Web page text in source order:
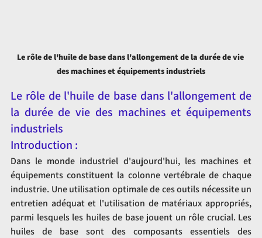
Le rôle de l'huile de base dans l'allongement de la durée de vie
des machines et équipements industriels
Le rôle de l'huile de base dans l'allongement de
la durée de vie des machines et équipements
industriels
Introduction :
Dans le monde industriel d'aujourd'hui, les machines et
équipements constituent la colonne vertébrale de chaque
industrie. Une utilisation optimale de ces outils nécessite un
entretien adéquat et l'utilisation de matériaux appropriés,
parmi lesquels les huiles de base jouent un rôle crucial. Les
huiles de base sont des composants essentiels des